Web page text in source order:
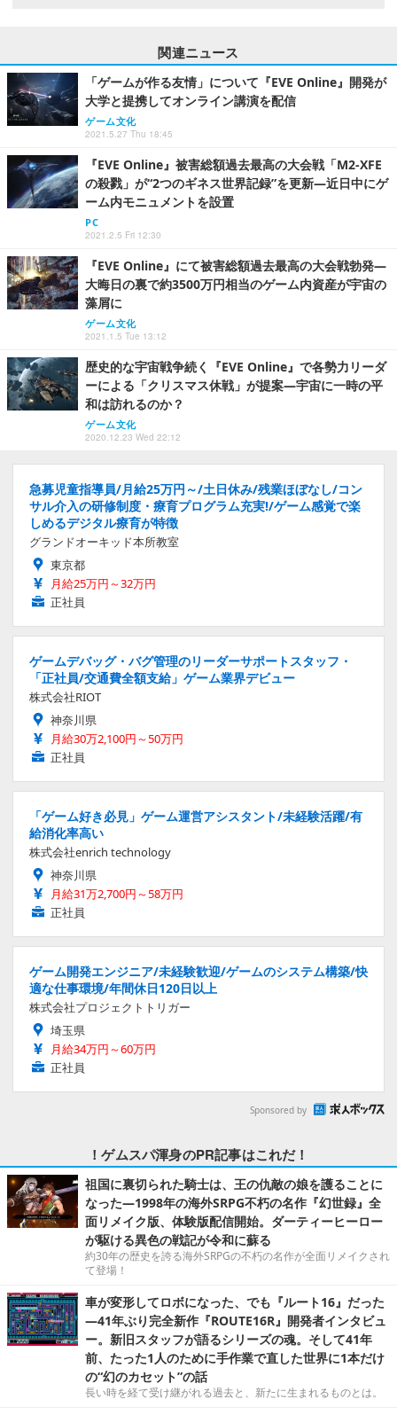
関連ニュース
「ゲームが作る友情」について『EVE Online』開発が
大学と提携してオンライン講演を配信
ゲーム文化
2021.5.27 Thu 18:45
『EVE Online』被害総額過去最高の大会戦「M2-XFE
の殺戮」が“2つのギネス世界記録”を更新―近日中にゲ
ーム内モニュメントを設置
PC
2021.2.5 Fri 12:30
『EVE Online』にて被害総額過去最高の大会戦勃発―
大晦日の裏で約3500万円相当のゲーム内資産が宇宙の
藻屑に
ゲーム文化
2021.1.5 Tue 13:12
歴史的な宇宙戦争続く『EVE Online』で各勢力リーダ
ーによる「クリスマス休戦」が提案―宇宙に一時の平
和は訪れるのか？
ゲーム文化
2020.12.23 Wed 22:12
急募児童指導員/月給25万円～/土日休み/残業ほぼなし/コン
サル介入の研修制度・療育プログラム充実!/ゲーム感覚で楽
しめるデジタル療育が特徴
グランドオーキッド本所教室
東京都
月給25万円～32万円
正社員
ゲームデバッグ・バグ管理のリーダーサポートスタッフ・
「正社員/交通費全額支給」ゲーム業界デビュー
株式会社RIOT
神奈川県
月給30万2,100円～50万円
正社員
「ゲーム好き必見」ゲーム運営アシスタント/未経験活躍/有
給消化率高い
株式会社enrich technology
神奈川県
月給31万2,700円～58万円
正社員
ゲーム開発エンジニア/未経験歓迎/ゲームのシステム構築/快
適な仕事環境/年間休日120日以上
株式会社プロジェクトトリガー
埼玉県
月給34万円～60万円
正社員
Sponsored by
！ゲムスパ渾身のPR記事はこれだ！
祖国に裏切られた騎士は、王の仇敵の娘を護ることに
なった―1998年の海外SRPG不朽の名作『幻世録』全
面リメイク版、体験版配信開始。ダーティーヒーロー
が駆ける異色の戦記が令和に蘇る
約30年の歴史を誇る海外SRPGの不朽の名作が全面リメイクされ
て登場！
車が変形してロボになった、でも『ルート16』だった
―41年ぶり完全新作『ROUTE16R』開発者インタビュ
ー。新旧スタッフが語るシリーズの魂。そして41年
前、たった1人のために手作業で直した世界に1本だけ
の“幻のカセット”の話
長い時を経て受け継がれる過去と、新たに生まれるものとは。